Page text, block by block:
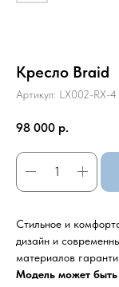
Кресло Braid
Артикул: LX002-RX-4
98 000 р.
Стильное и
дизайн и
материалов
Модель может